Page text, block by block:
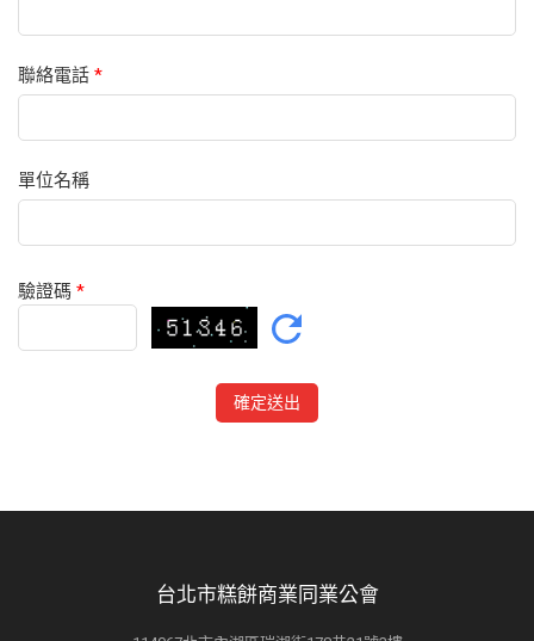
聯絡電話 *
單位名稱
驗證碼 *
台北市糕餅商業同業公會